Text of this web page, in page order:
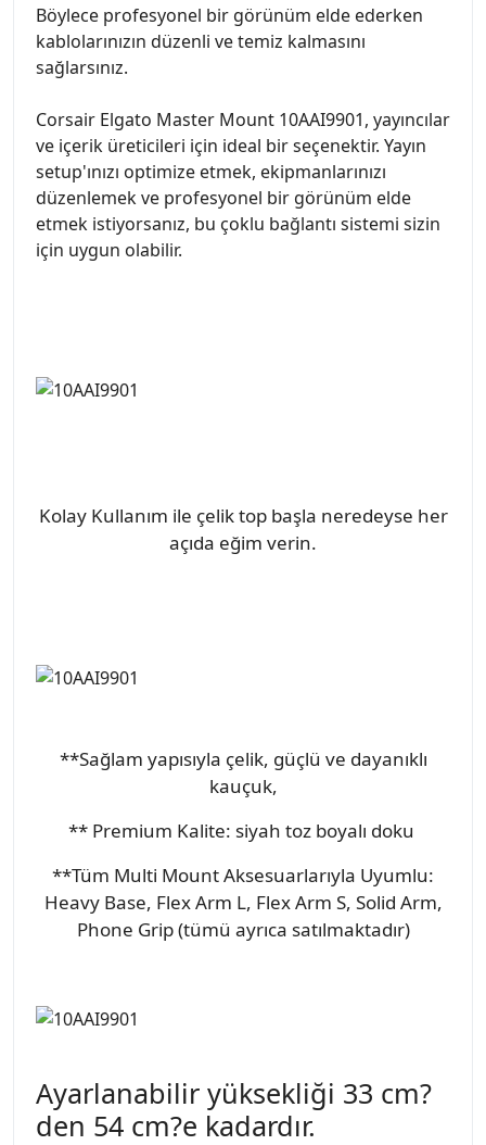
Böylece profesyonel bir görünüm elde ederken
kablolarınızın düzenli ve temiz kalmasını
sağlarsınız.
Corsair Elgato Master Mount 10AAI9901, yayıncılar
ve içerik üreticileri için ideal bir seçenektir. Yayın
setup'ınızı optimize etmek, ekipmanlarınızı
düzenlemek ve profesyonel bir görünüm elde
etmek istiyorsanız, bu çoklu bağlantı sistemi sizin
için uygun olabilir.
Kolay Kullanım ile çelik top başla neredeyse her
açıda eğim verin.
**Sağlam yapısıyla çelik, güçlü ve dayanıklı
kauçuk,
** Premium Kalite: siyah toz boyalı doku
**Tüm Multi Mount Aksesuarlarıyla Uyumlu:
Heavy Base, Flex Arm L, Flex Arm S, Solid Arm,
Phone Grip (tümü ayrıca satılmaktadır)
Ayarlanabilir yüksekliği 33 cm?
den 54 cm?e kadardır.